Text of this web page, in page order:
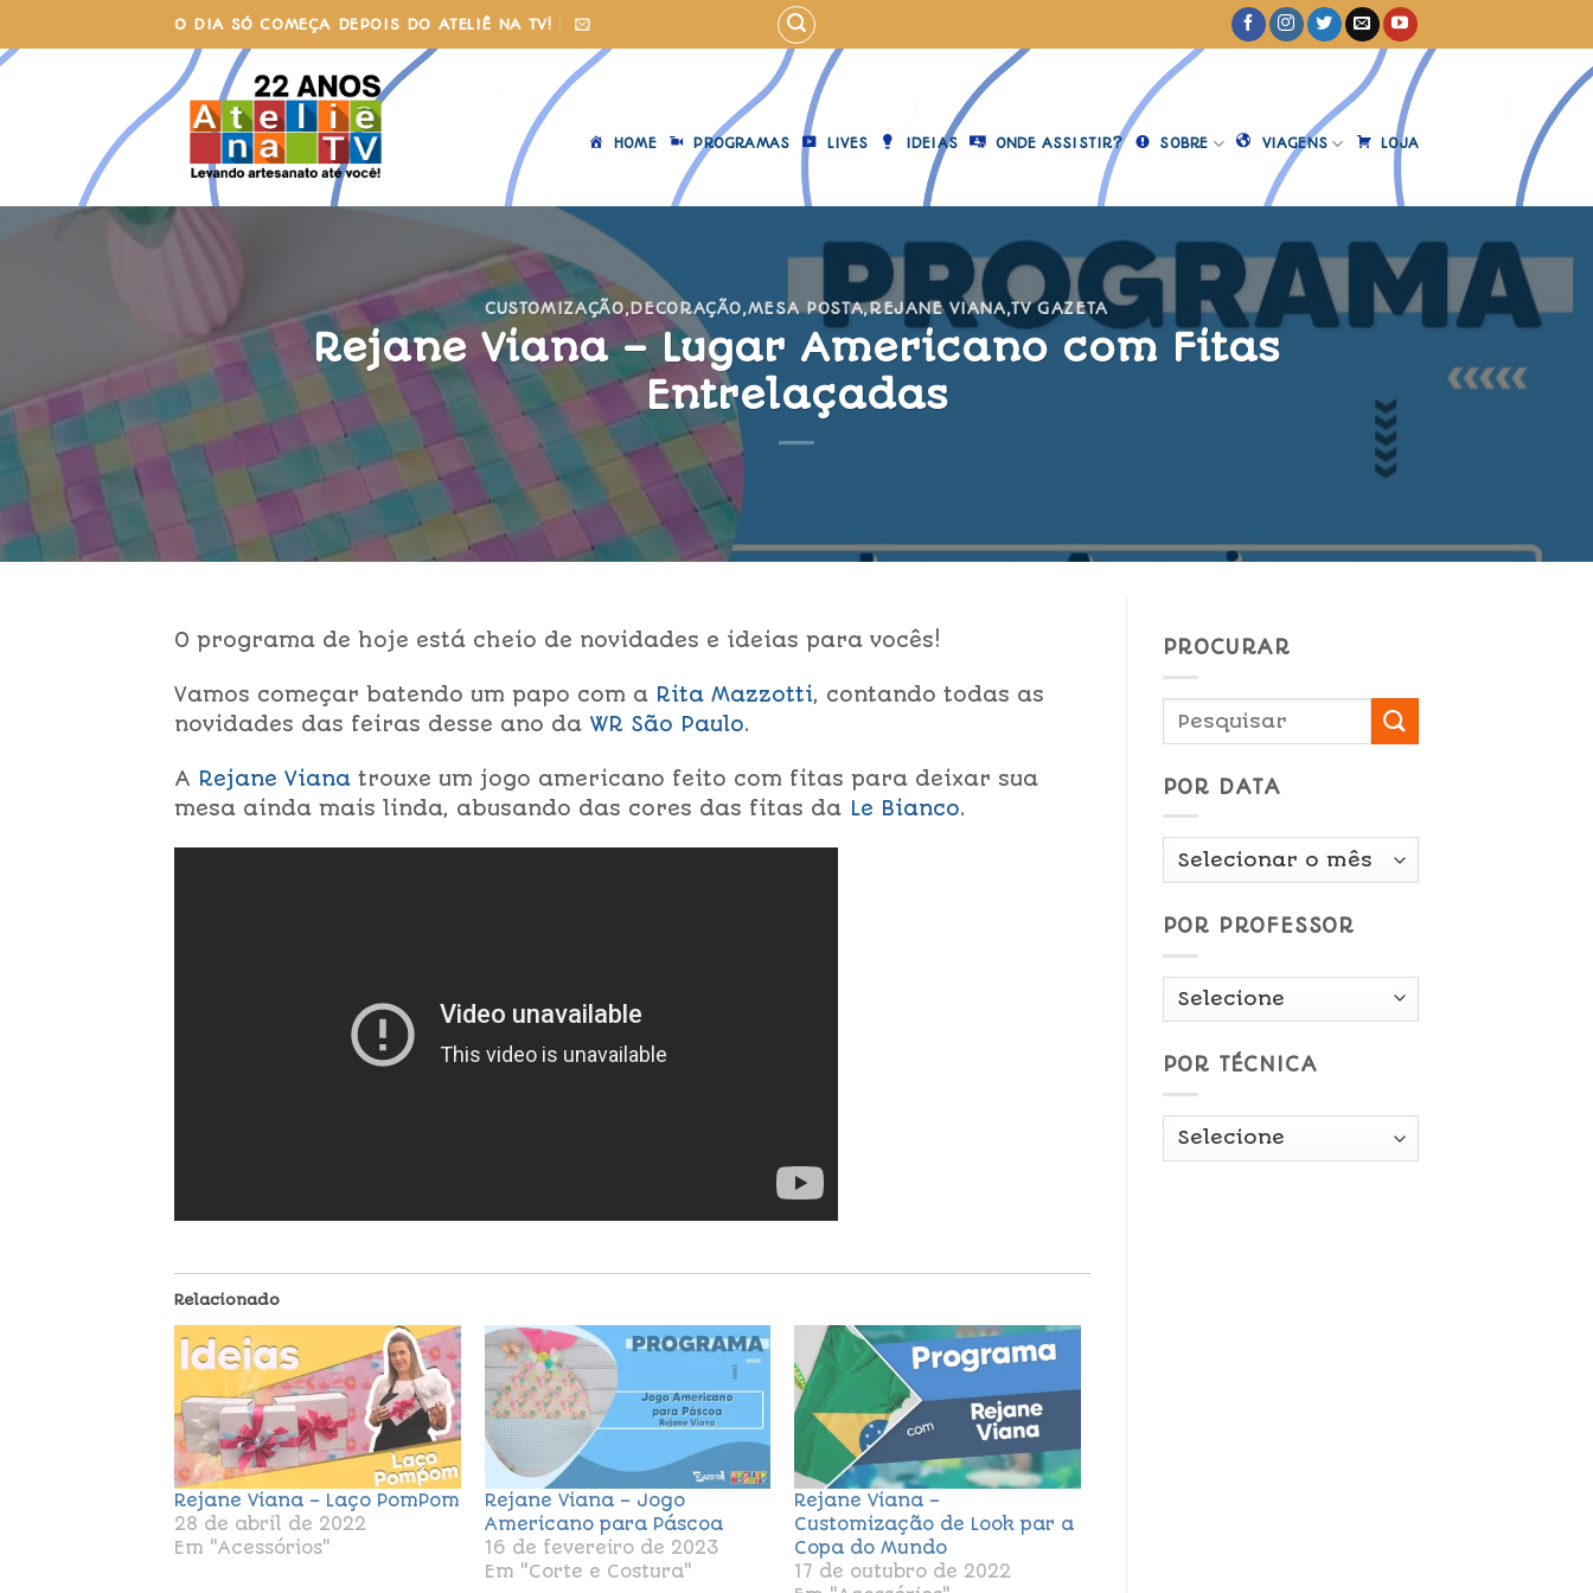
to
content
O DIA SÓ COMEÇA DEPOIS DO ATELIÊ NA TV!
HOME PROGRAMAS LIVES IDEIAS ONDE ASSISTIR? SOBRE VIAGENS LOJA
CUSTOMIZAÇÃO,DECORAÇÃO,MESA POSTA,REJANE VIANA,TV GAZETA
Rejane Viana – Lugar Americano com Fitas
Entrelaçadas
O programa de hoje está cheio de novidades e ideias para vocês!
Vamos começar batendo um papo com a Rita Mazzotti, contando todas as
novidades das feiras desse ano da WR São Paulo.
A Rejane Viana trouxe um jogo americano feito com fitas para deixar sua
mesa ainda mais linda, abusando das cores das fitas da Le Bianco.
Relacionado
Rejane Viana – Laço PomPom
28 de abril de 2022
Em "Acessórios"
Rejane Viana – Jogo
Americano para Páscoa
16 de fevereiro de 2023
Em "Corte e Costura"
Rejane Viana –
Customização de Look par a
Copa do Mundo
17 de outubro de 2022
PROCURAR
POR DATA
Por
POR PROFESSOR
POR TÉCNICA